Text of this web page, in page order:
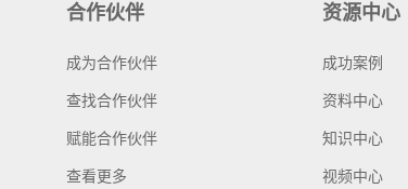
合作伙伴
成为合作伙伴
查找合作伙伴
赋能合作伙伴
查看更多
资源中心
成功案例
资料中心
知识中心
视频中心